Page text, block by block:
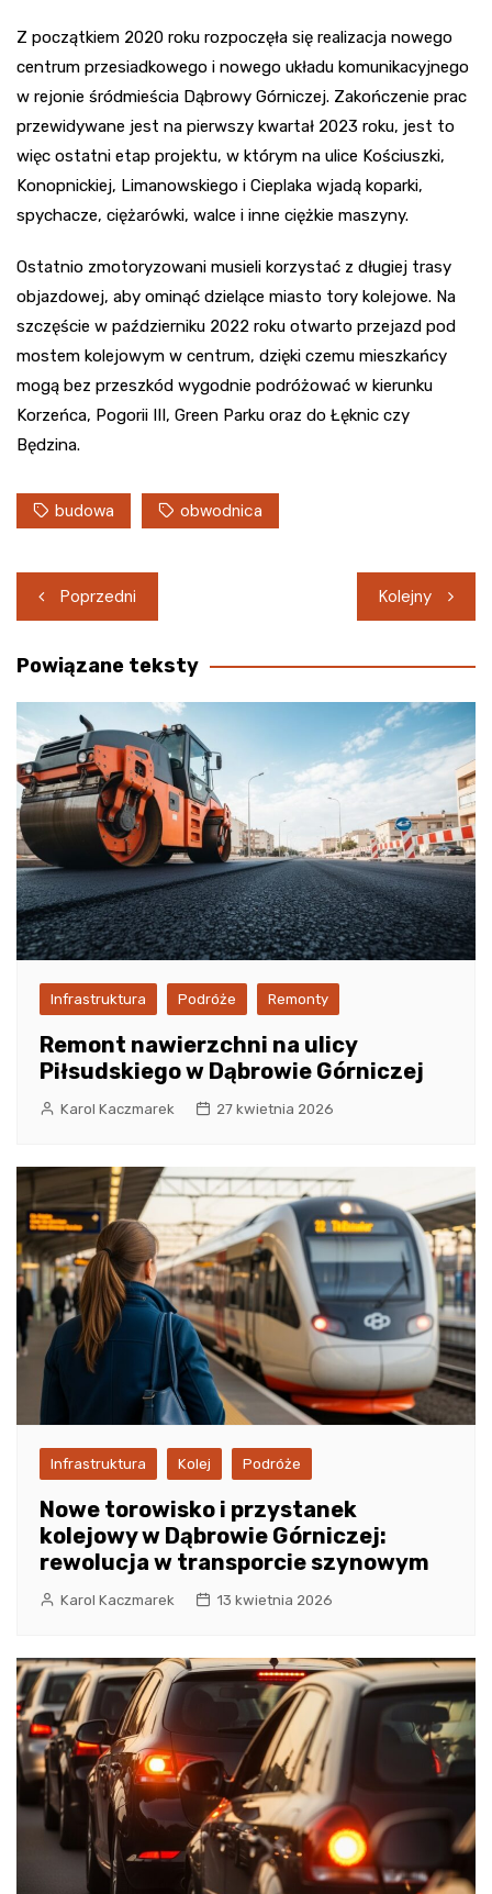
Z początkiem 2020 roku rozpoczęła się realizacja nowego
centrum przesiadkowego i nowego układu komunikacyjnego
w rejonie śródmieścia Dąbrowy Górniczej. Zakończenie prac
przewidywane jest na pierwszy kwartał 2023 roku, jest to
więc ostatni etap projektu, w którym na ulice Kościuszki,
Konopnickiej, Limanowskiego i Cieplaka wjadą koparki,
spychacze, ciężarówki, walce i inne ciężkie maszyny.
Ostatnio zmotoryzowani musieli korzystać z długiej trasy
objazdowej, aby ominąć dzielące miasto tory kolejowe. Na
szczęście w październiku 2022 roku otwarto przejazd pod
mostem kolejowym w centrum, dzięki czemu mieszkańcy
mogą bez przeszkód wygodnie podróżować w kierunku
Korzeńca, Pogorii III, Green Parku oraz do Łęknic czy
Będzina.
budowa obwodnica
Nawigacja
wpisu
Poprzedni Kolejny
Powiązane teksty
Infrastruktura Podróże Remonty
Remont nawierzchni na ulicy
Piłsudskiego w Dąbrowie Górniczej
Karol Kaczmarek 27 kwietnia 2026
Infrastruktura Kolej Podróże
Nowe torowisko i przystanek
kolejowy w Dąbrowie Górniczej:
rewolucja w transporcie szynowym
Karol Kaczmarek 13 kwietnia 2026